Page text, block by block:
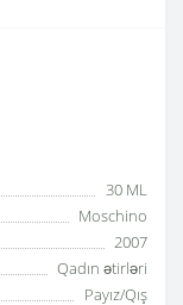
30 ML
Moschino
2007
Qadın ətirləri
Payız/Qış